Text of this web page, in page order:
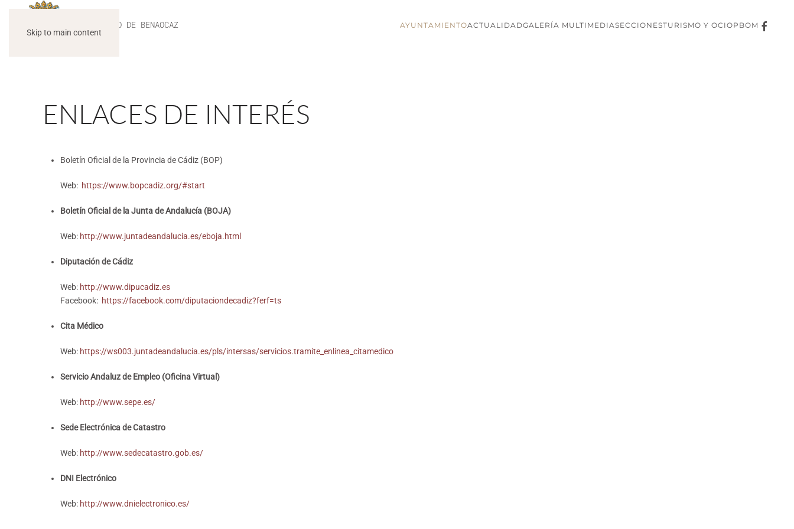
Skip to main content
AYUNTAMIENTO DE BENAOCAZ AYUNTAMIENTOACTUALIDADGALERÍA MULTIMEDIASECCIONESTURISMO Y OCIOPBOM
ENLACES DE INTERÉS
Boletín Oficial de la Provincia de Cádiz (BOP)
Web: https://www.bopcadiz.org/#start
Boletín Oficial de la Junta de Andalucía (BOJA)
Web: http://www.juntadeandalucia.es/eboja.html
Diputación de Cádiz
Web: http://www.dipucadiz.es
Facebook: https://facebook.com/diputaciondecadiz?ferf=ts
Cita Médico
Web: https://ws003.juntadeandalucia.es/pls/intersas/servicios.tramite_enlinea_citamedico
Servicio Andaluz de Empleo (Oficina Virtual)
Web: http://www.sepe.es/
Sede Electrónica de Catastro
Web: http://www.sedecatastro.gob.es/
DNI Electrónico
Web: http://www.dnielectronico.es/